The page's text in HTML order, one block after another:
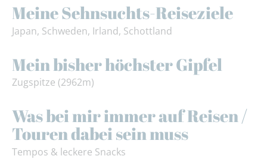
Meine Sehnsuchts-Reiseziele
Japan, Schweden, Irland, Schottland
Mein bisher höchster Gipfel
Zugspitze (2962m)
Was bei mir immer auf Reisen /
Touren dabei sein muss
Tempos & leckere Snacks